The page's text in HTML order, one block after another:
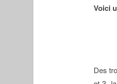
Voici
Des